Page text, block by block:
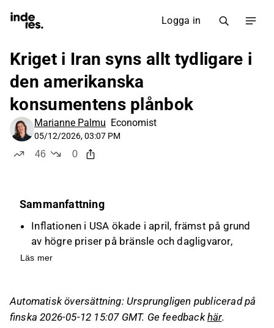
Logga in
Kriget i Iran syns allt tydligare i
den amerikanska
konsumentens plånbok
Marianne Palmu Economist
05/12/2026, 03:07 PM
46
0
Sammanfattning
Inflationen i USA ökade i april, främst på grund
av högre priser på bränsle och dagligvaror,
vilket överstiger lönetillväxten och minskar
Konsumentpriserna steg med 0,6 % från mars
och 3,8 % från föregående år, medan
Läs mer
Automatisk översättning: Ursprungligen publicerad på
finska 2026-05-12 15:07 GMT. Ge feedbackhär.